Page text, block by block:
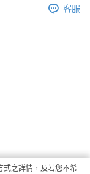
客服
式之詳情，及若您不希